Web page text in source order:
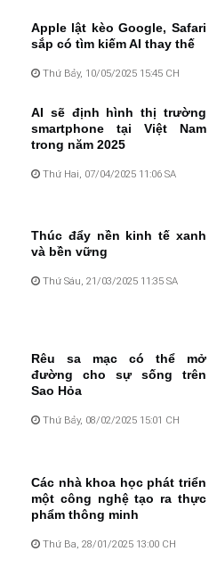
Apple lật kèo Google, Safari
sắp có tìm kiếm AI thay thế
Thứ Bảy, 10/05/2025 15:45 CH
AI sẽ định hình thị trường
smartphone tại Việt Nam
trong năm 2025
Thứ Hai, 07/04/2025 11:06 SA
Thúc đẩy nền kinh tế xanh
và bền vững
Thứ Sáu, 21/03/2025 11:35 SA
Rêu sa mạc có thể mở
đường cho sự sống trên
Sao Hỏa
Thứ Bảy, 08/02/2025 15:01 CH
Các nhà khoa học phát triển
một công nghệ tạo ra thực
phẩm thông minh
Thứ Ba, 28/01/2025 13:00 CH